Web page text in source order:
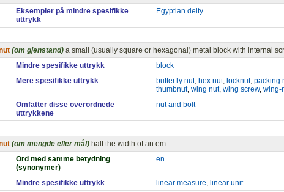
Eksempler på mindre spesifikke
uttrykk
Egyptian deity
(om gjenstand) a small (usually square or hexagonal) metal block with internal
Mindre spesifikke uttrykk
block
Mere spesifikke uttrykk
butterfly nut, hex nut, locknut, packing
thumbnut, wing nut, wing screw, wing-
Omfatter disse overordnede
uttrykkene
nut and bolt
(om mengde eller mål) half the width of an em
Ord med samme betydning
(synonymer)
en
Mindre spesifikke uttrykk linear measure, linear unit